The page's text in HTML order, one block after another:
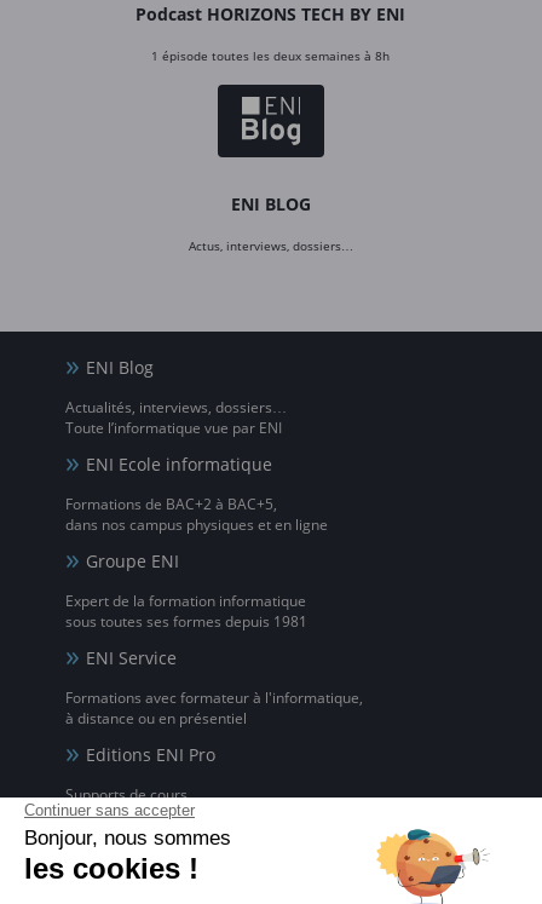
Podcast HORIZONS TECH BY ENI
1 épisode toutes les deux semaines à 8h
ENI BLOG
Actus, interviews, dossiers…
ENI Blog
Actualités, interviews, dossiers…
Toute l’informatique vue par ENI
ENI Ecole informatique
Formations de BAC+2 à BAC+5,
dans nos campus physiques et en ligne
Groupe ENI
Expert de la formation informatique
sous toutes ses formes depuis 1981
ENI Service
Formations avec formateur à l'informatique,
à distance ou en présentiel
Editions ENI Pro
Supports de cours
pour les organismes de formation
ENI elearning
La solution de formation à l'informatique en ligne,